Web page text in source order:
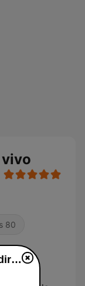
80
Mastermixsc Radio en directo